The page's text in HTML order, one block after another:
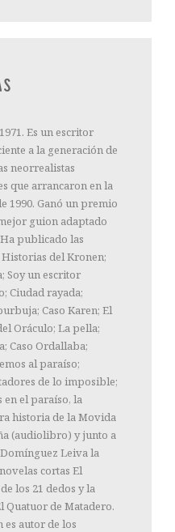
Es un escritor
a la generación de
neorrealistas
que arrancaron en la
1990. Ganó un premio
guion adaptado
Ha publicado las
del Kronen;
Soy un escritor
Ciudad rayada;
Caso Karen; El
Oráculo; La pella;
Caso Ordallaba;
al paraíso;
de lo imposible;
en el paraíso, la
historia de la Movida
(audiolibro) y junto a
Leiva la
cortas El
los 21 dedos y la
Quatuor de Matadero.
es autor de los